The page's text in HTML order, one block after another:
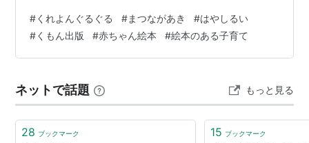
た。4歳の息子が図書館で“背表紙だけを見て”選んだこの
絵本。読んでみると、低月齢から年少さんまで幅広く楽
しめる理由がよくわかりました。 『くれよん ぐるぐる』
た感想 表紙からワクワクが始まるデザイン シンプルな繰
り返しが心地よい 色の変化を楽し…
#くれよんぐるぐる #まつながあき #はやしるい
#くもん出版 #赤ちゃん絵本 #絵本のある子育て
ネットで話題 もっと見る
28 ブックマーク 15 ブックマーク